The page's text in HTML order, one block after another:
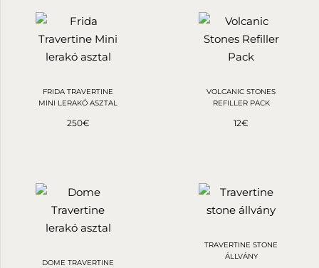
FRIDA TRAVERTINE
MINI LERAKÓ ASZTAL
250€
VOLCANIC STONES
REFILLER PACK
12€
DOME TRAVERTINE
TRAVERTINE STONE
ÁLLVÁNY